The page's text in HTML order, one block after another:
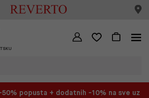
popusta + dodatnih -10% na sve uz